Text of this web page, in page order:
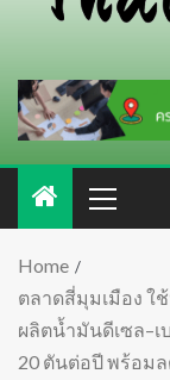
Home
ตลาดสี่มุมเมือง ใ
ผลิตน้ำมันดีเซล–
20 ตันต่อปี พร้อม